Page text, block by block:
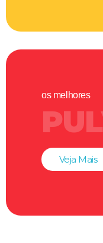
os melhores
Veja Mais